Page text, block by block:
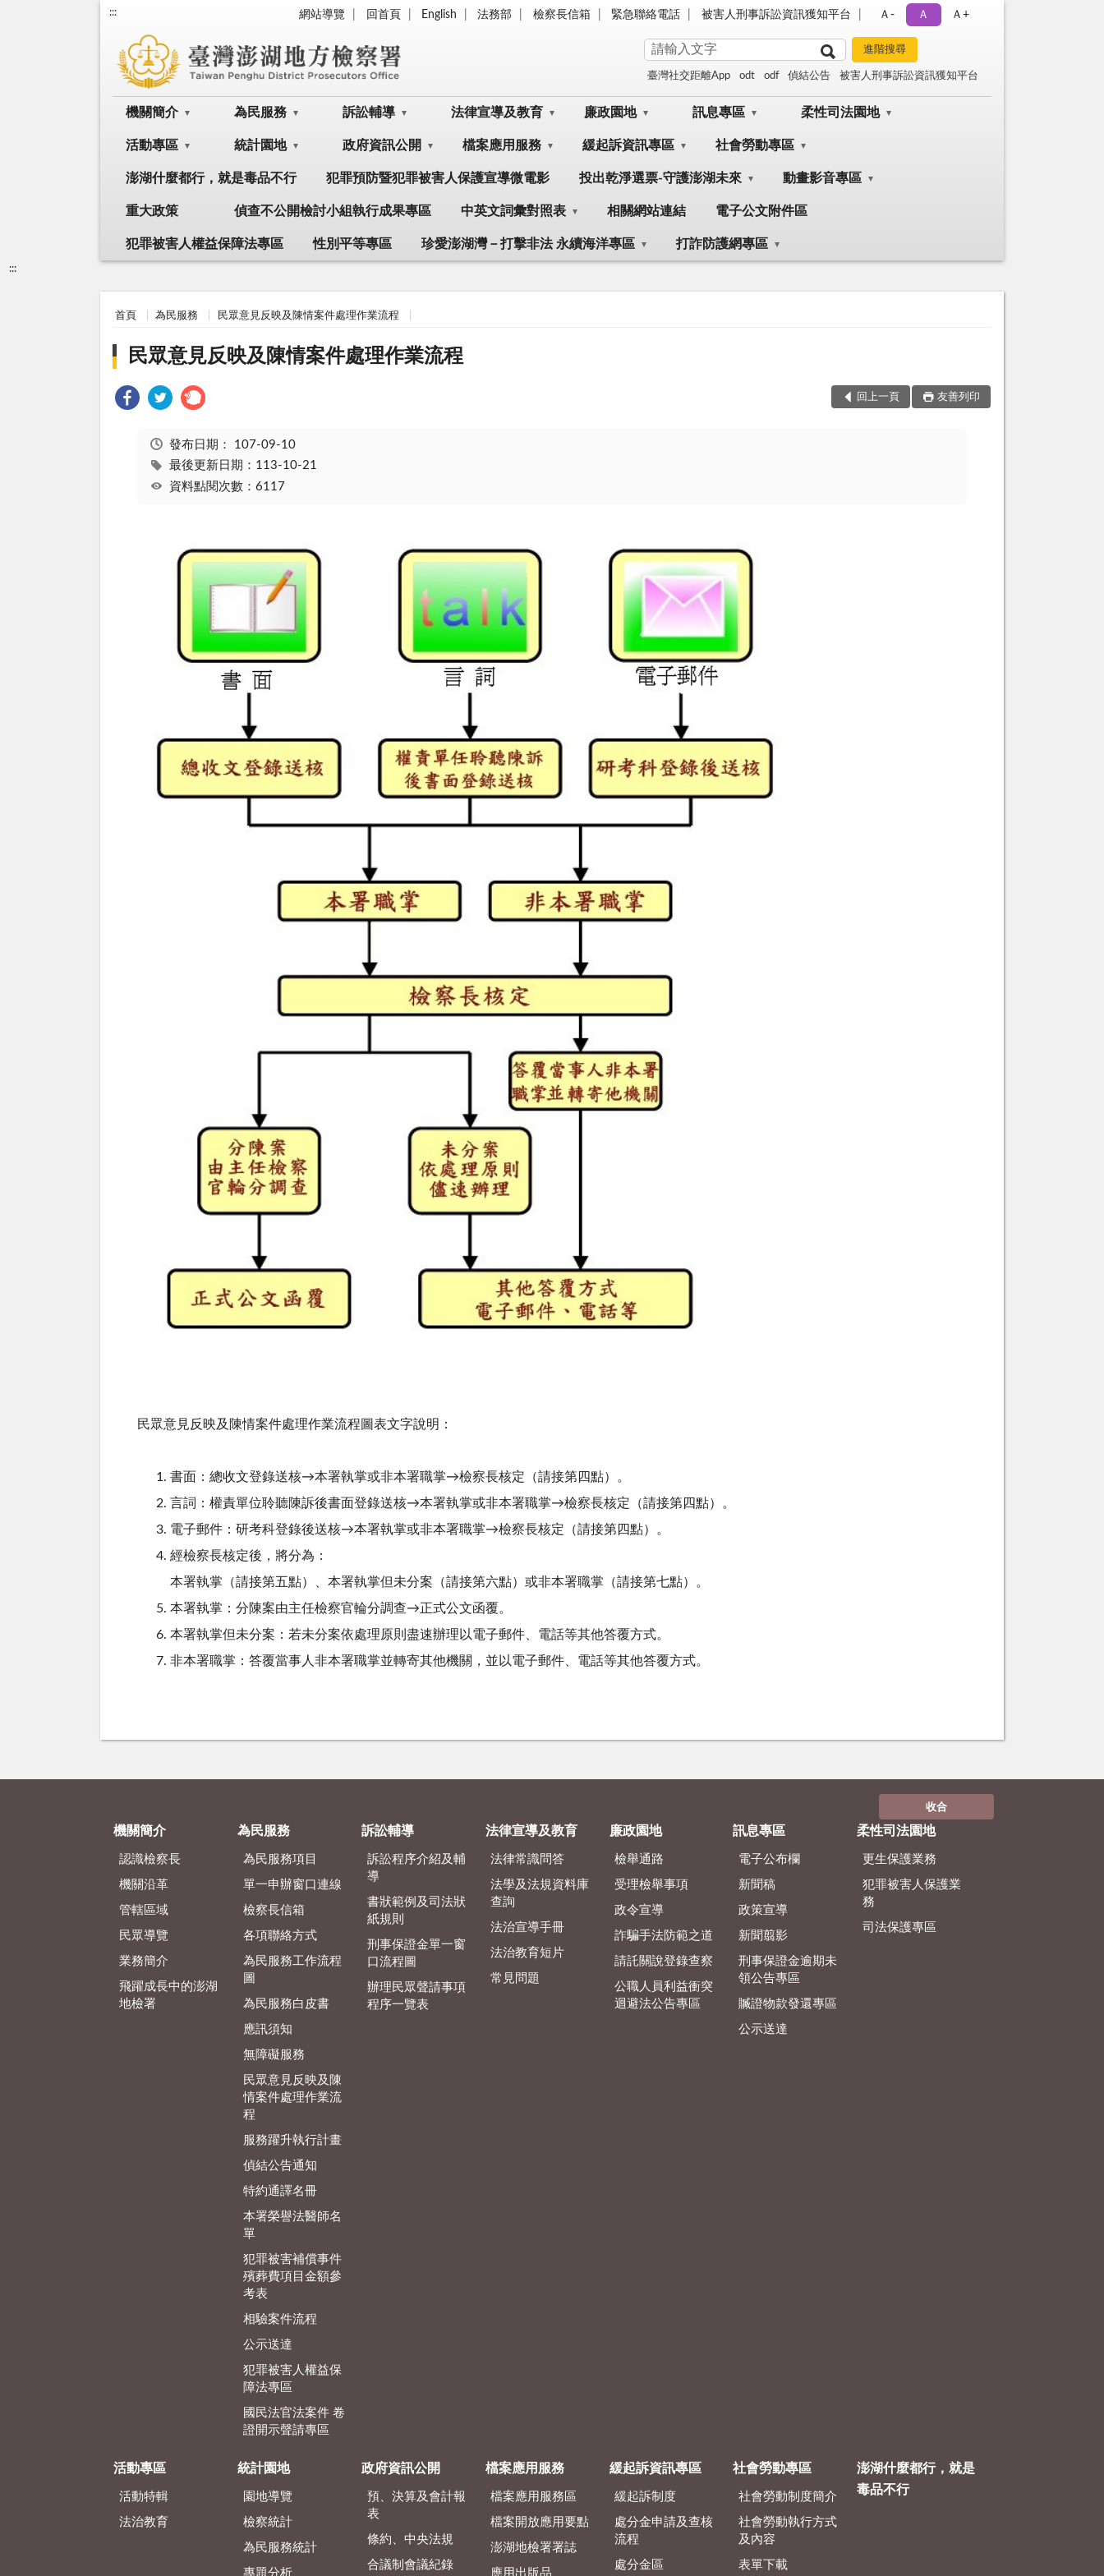
::: 網站導覽 回首頁 English 法務部 檢察長信箱 緊急聯絡電話 被害人刑事訴訟資訊獲知平台 Ａ- Ａ Ａ+
臺灣社交距離App odt odf 偵結公告 被害人刑事訴訟資訊獲知平台
機關簡介 為民服務 訴訟輔導 法律宣導及教育 廉政園地 訊息專區 柔性司法園地
活動專區 統計園地 政府資訊公開 檔案應用服務 緩起訴資訊專區 社會勞動專區
澎湖什麼都行，就是毒品不行 犯罪預防暨犯罪被害人保護宣導微電影 投出乾淨選票-守護澎湖未來 動畫影音專區
重大政策 偵查不公開檢討小組執行成果專區 中英文詞彙對照表 相關網站連結 電子公文附件區
犯罪被害人權益保障法專區 性別平等專區 珍愛澎湖灣－打擊非法 永續海洋專區 打詐防護網專區
:::
首頁 為民服務 民眾意見反映及陳情案件處理作業流程
民眾意見反映及陳情案件處理作業流程
回上一頁 友善列印
發布日期： 107-09-10
最後更新日期：113-10-21
資料點閱次數：6117
民眾意見反映及陳情案件處理作業流程圖表文字說明：
書面：總收文登錄送核→本署執掌或非本署職掌→檢察長核定（請接第四點）。
言詞：權責單位聆聽陳訴後書面登錄送核→本署執掌或非本署職掌→檢察長核定（請接第四點）。
電子郵件：研考科登錄後送核→本署執掌或非本署職掌→檢察長核定（請接第四點）。
經檢察長核定後，將分為：
本署執掌（請接第五點）、本署執掌但未分案（請接第六點）或非本署職掌（請接第七點）。
本署執掌：分陳案由主任檢察官輪分調查→正式公文函覆。
本署執掌但未分案：若未分案依處理原則盡速辦理以電子郵件、電話等其他答覆方式。
非本署職掌：答覆當事人非本署職掌並轉寄其他機關，並以電子郵件、電話等其他答覆方式。
收合
機關簡介
認識檢察長
機關沿革
管轄區域
民眾導覽
業務簡介
飛躍成長中的澎湖
地檢署
為民服務
為民服務項目
單一申辦窗口連線
檢察長信箱
各項聯絡方式
為民服務工作流程
圖
為民服務白皮書
應訊須知
無障礙服務
民眾意見反映及陳
情案件處理作業流
程
服務躍升執行計畫
偵結公告通知
特約通譯名冊
本署榮譽法醫師名
單
犯罪被害補償事件
殯葬費項目金額參
考表
相驗案件流程
公示送達
犯罪被害人權益保
障法專區
國民法官法案件 卷
證開示聲請專區
訴訟輔導
訴訟程序介紹及輔
導
書狀範例及司法狀
紙規則
刑事保證金單一窗
口流程圖
辦理民眾聲請事項
程序一覽表
法律宣導及教育
法律常識問答
法學及法規資料庫
查詢
法治宣導手冊
法治教育短片
常見問題
廉政園地
檢舉通路
受理檢舉事項
政令宣導
詐騙手法防範之道
請託關說登錄查察
公職人員利益衝突
迴避法公告專區
訊息專區
電子公布欄
新聞稿
政策宣導
新聞翦影
刑事保證金逾期未
領公告專區
贓證物款發還專區
公示送達
柔性司法園地
更生保護業務
犯罪被害人保護業
務
司法保護專區
活動專區
活動特輯
法治教育
統計園地
園地導覽
檢察統計
為民服務統計
專題分析
政府資訊公開
預、決算及會計報
表
條約、中央法規
合議制會議紀錄
檔案應用服務
檔案應用服務區
檔案開放應用要點
澎湖地檢署署誌
應用出版品
緩起訴資訊專區
緩起訴制度
處分金申請及查核
流程
處分金區
社會勞動專區
社會勞動制度簡介
社會勞動執行方式
及內容
表單下載
澎湖什麼都行，就是
毒品不行